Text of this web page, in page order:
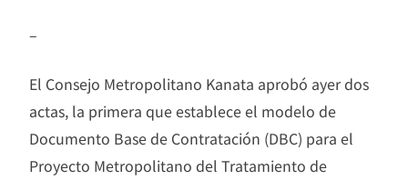
–
El Consejo Metropolitano Kanata aprobó ayer dos
actas, la primera que establece el modelo de
Documento Base de Contratación (DBC) para el
Proyecto Metropolitano del Tratamiento de